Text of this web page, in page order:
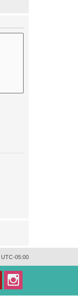
UTC-05:00